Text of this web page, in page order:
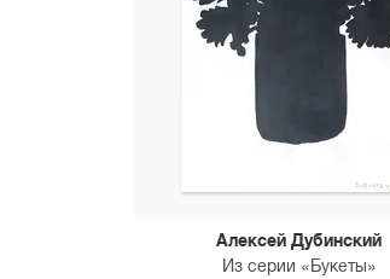
Алексей Дубинский
Из серии «Букеты»